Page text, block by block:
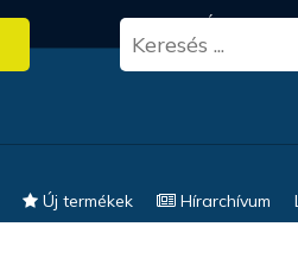
FRISS HÍREK
Új termékek Hírarchívum